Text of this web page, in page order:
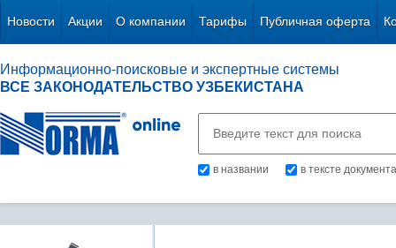
Новости Акции О компании Тарифы Публичная оферта
Информационно-поисковые и экспертные системы
ВСЕ ЗАКОНОДАТЕЛЬСТВО УЗБЕКИСТАНА
в названии в тексте документа